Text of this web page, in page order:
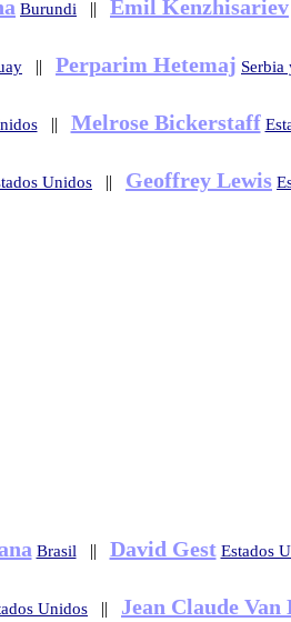
Burundi || Emil Kenzhisariev
|| Perparim Hetemaj Serbia
|| Melrose Bickerstaff
Unidos || Geoffrey Lewis
Brasil || David Gest Estados
Unidos || Jean Claude Van